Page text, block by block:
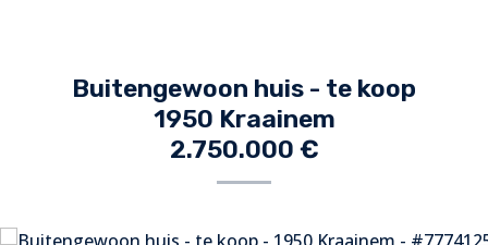
Buitengewoon huis - te koop
1950 Kraainem
2.750.000 €